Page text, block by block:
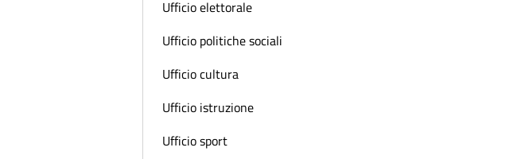
Ufficio elettorale
Ufficio politiche sociali
Ufficio cultura
Ufficio istruzione
Ufficio sport